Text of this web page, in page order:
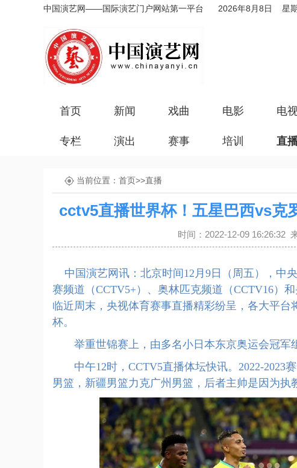
中国演艺网——国际演艺门户网站第一平台 2026年8月8日 星
首页 新闻 戏曲 电影 电
专栏 演出 赛事 培训 直
当前位置： 首页>>直播
cctv5直播世界杯！五星巴西vs克
时间：2022-12-09 16:26:32
中国演艺网讯：北京时间12月9日（周五），中
赛频道（CCTV5+）、奥林匹克频道（CCTV16）
临近周末，央视体育赛事直播精彩纷呈，各大平
杯。
举重世锦赛上，由多名小日本东京奥运会冠军
中午12时，CCTV5直播体坛快讯。2022-2023
男篮，新疆男篮力克广州男篮，后者主帅是因为执